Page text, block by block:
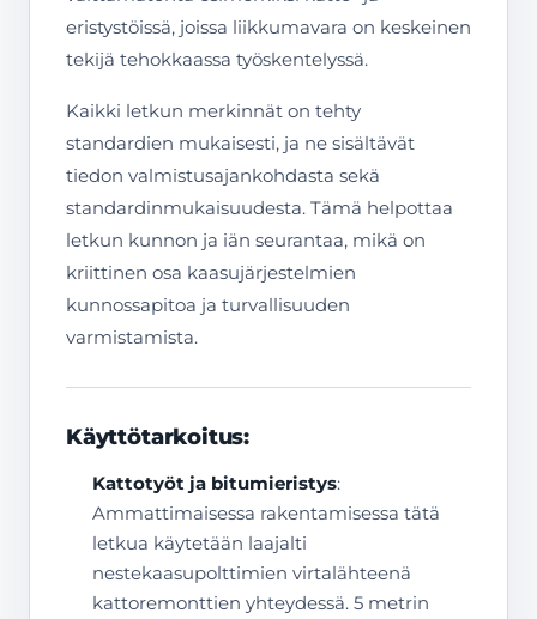
eristystöissä, joissa liikkumavara on keskeinen
tekijä tehokkaassa työskentelyssä.
Kaikki letkun merkinnät on tehty
standardien mukaisesti, ja ne sisältävät
tiedon valmistusajankohdasta sekä
standardinmukaisuudesta. Tämä helpottaa
letkun kunnon ja iän seurantaa, mikä on
kriittinen osa kaasujärjestelmien
kunnossapitoa ja turvallisuuden
varmistamista.
Käyttötarkoitus:
Kattotyöt ja bitumieristys:
Ammattimaisessa rakentamisessa tätä
letkua käytetään laajalti
nestekaasupolttimien virtalähteenä
kattoremonttien yhteydessä. 5 metrin